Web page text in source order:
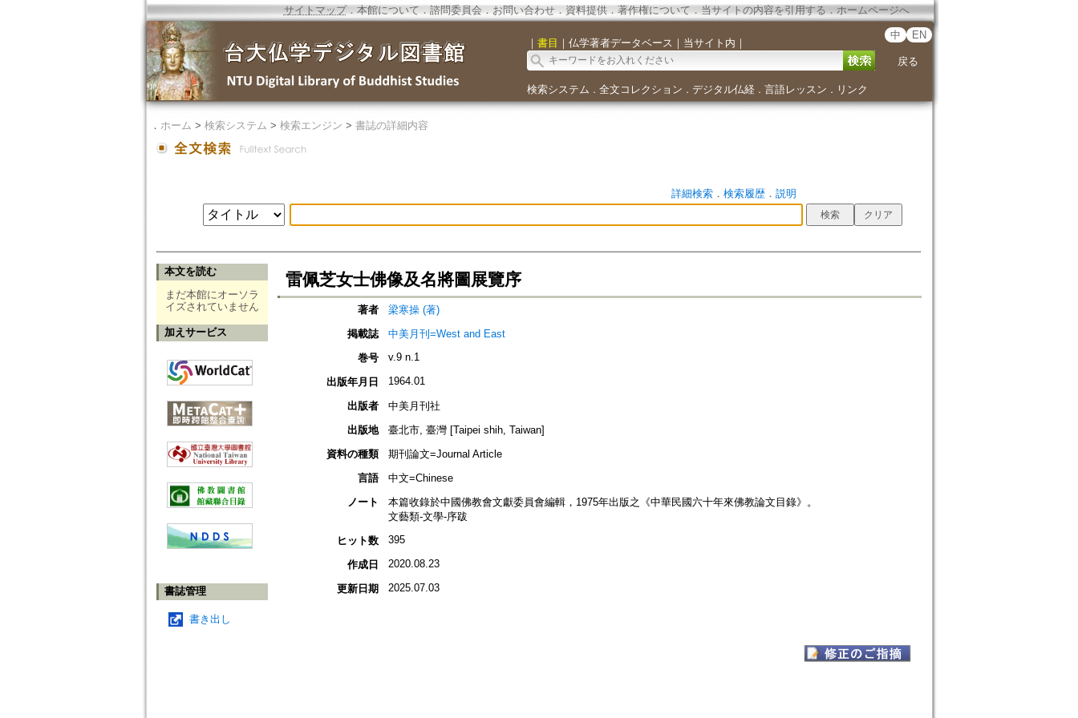
サイトマップ．本館について ． 諮問委員会． お問い合わせ． 資料提供． 著作権について．当サイトの内容を引用する ． ホームページへ
｜ 書目 ｜ 仏学著者データベース ｜ 当サイト内 ｜
中 EN
戻る
検索システム ． 全文コレクション ． デジタル仏経． 言語レッスン ． リンク
． ホーム > 検索システム > 検索エンジン > 書誌の詳細内容
詳細検索． 検索履歴． 説明
本文を読む
まだ本館にオーソラ
イズされていません
加えサービス
書誌管理
書き出し
雷佩芝女士佛像及名將圖展覽序
著者
梁寒操 (著)
掲載誌
中美月刊=West and East
巻号
v.9 n.1
出版年月日 1964.01
出版者
中美月刊社
出版地
臺北市, 臺灣 [Taipei shih, Taiwan]
資料の種類
期刊論文=Journal Article
言語
中文=Chinese
ノート
本篇收錄於中國佛教會文獻委員會編輯，1975年出版之《中華民國六十年來佛教論文目錄》。
文藝類-文學-序跋
ヒット数
395
作成日 2020.08.23
更新日期 2025.07.03